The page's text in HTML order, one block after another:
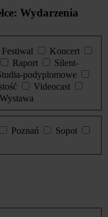
Wydarzenia
Festiwal
Koncert
Raport
Silent-
podyplomowe
Videocast
Wystawa
Poznań
Sopot